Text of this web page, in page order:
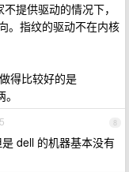
提供驱动的情况下，
。指纹的驱动不在内核
得比较好的是
8
dell 的机器基本没有